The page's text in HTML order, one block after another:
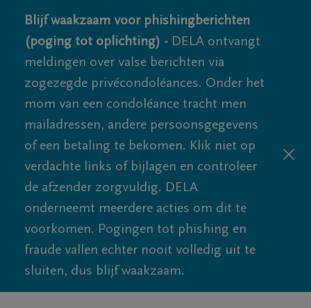
Blijf waakzaam voor phishingberichten
(poging tot oplichting) - DELA ontvangt
meldingen over valse berichten via
zogezegde privécondoléances. Onder het
mom van een condoléance tracht men
mailadressen, andere persoonsgegevens
of een betaling te bekomen. Klik niet op
verdachte links of bijlagen en controleer
de afzender zorgvuldig. DELA
onderneemt meerdere acties om dit te
voorkomen. Pogingen tot phishing en
fraude vallen echter nooit volledig uit te
sluiten, dus blijf waakzaam.